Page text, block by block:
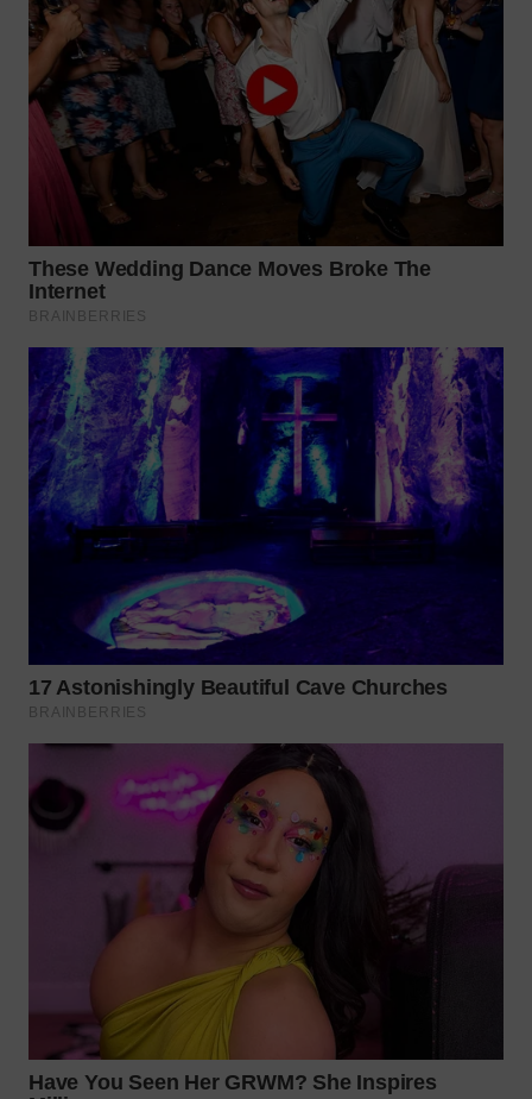
WN
MADURA
WN
SURABAYA
NATUNA
WN
WN
MANDALIKA
WN
LIKUPANG
LABUANBAJO
WN
BORNEO
Wahana
Media
Group
NEWS
WAHANA
ADVOKAT